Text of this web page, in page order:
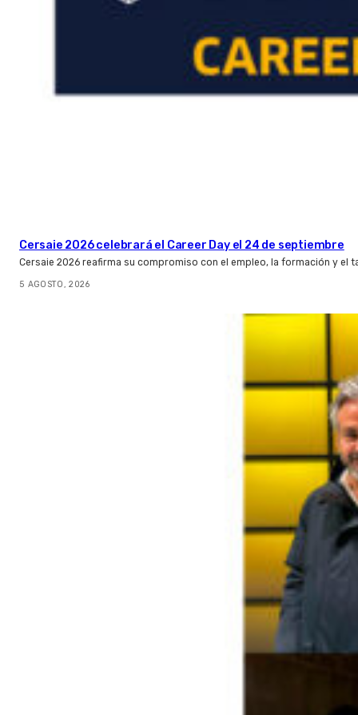
Cersaie 2026 celebrará el Career Day el 24 de septiembre
Cersaie 2026 reafirma su compromiso con el empleo, la formación y el
5 AGOSTO, 2026